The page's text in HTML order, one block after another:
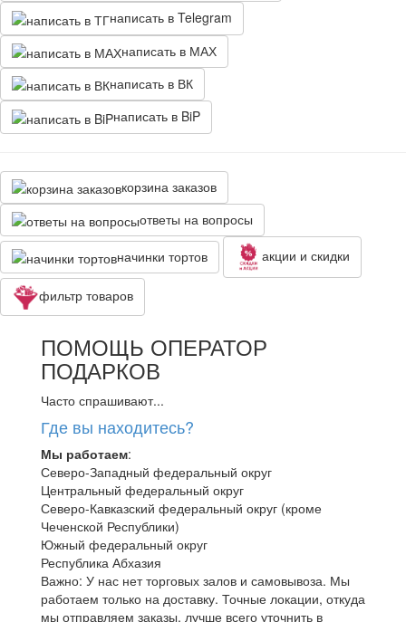
написать в Telegram
написать в МАХ
написать в ВК
написать в BiP
корзина заказов
ответы на вопросы
начинки тортов акции и скидки
фильтр товаров
ПОМОЩЬ ОПЕРАТОР
ПОДАРКОВ
Часто спрашивают...
Где вы находитесь?
Мы работаем:
Северо-Западный федеральный округ
Центральный федеральный округ
Северо-Кавказский федеральный округ (кроме
Чеченской Республики)
Южный федеральный округ
Республика Абхазия
Важно: У нас нет торговых залов и самовывоза. Мы
работаем только на доставку. Точные локации, откуда
мы отправляем заказы, лучше всего уточнить в